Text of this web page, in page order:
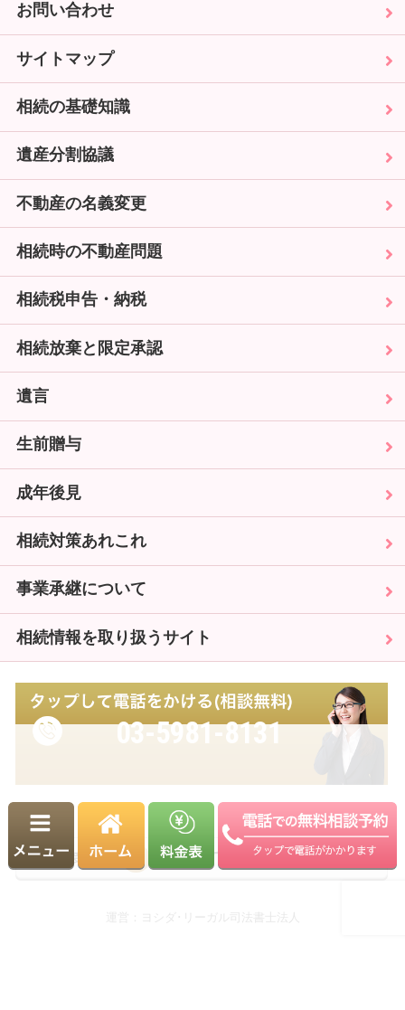
お問い合わせ
サイトマップ
相続の基礎知識
遺産分割協議
不動産の名義変更
相続時の不動産問題
相続税申告・納税
相続放棄と限定承認
遺言
生前贈与
成年後見
相続対策あれこれ
事業承継について
相続情報を取り扱うサイト
03-5981-8131
受付時間 9:00～18:00（平日）
※土日・祝日も相談可能（要予約）
運営：ヨシダ･リーガル司法書士法人